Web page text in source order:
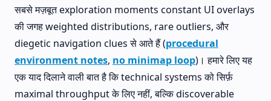
सबसे मज़बूत exploration moments constant UI overlays
की जगह weighted distributions, rare outliers, और
diegetic navigation clues से आते हैं (procedural
environment notes, no minimap loop)। हमारे लिए यह
एक याद दिलाने वाली बात है कि technical systems को सिर्फ़
maximal throughput के लिए नहीं, बल्कि discoverable